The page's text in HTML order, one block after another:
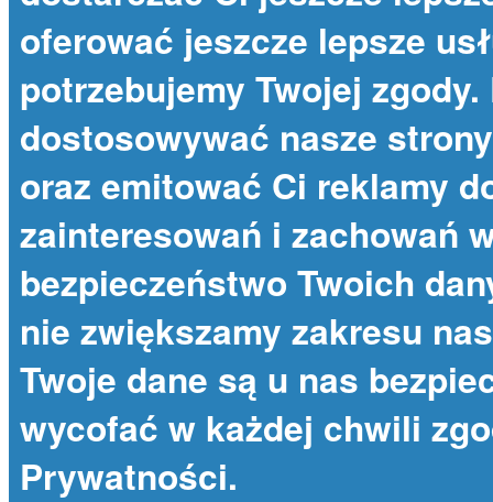
oferować jeszcze lepsze
potrzebujemy Twojej
dostosowywać nasze
oraz emitować Ci reklamy
zainteresowań i zachowań
bezpieczeństwo Twoich
nie zwiększamy zakresu
Twoje dane są u nas
wycofać w każdej chwili
Prywatności.